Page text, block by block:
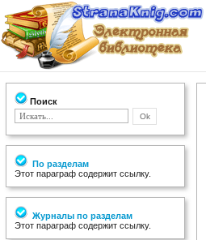
Поиск
По разделам
Этот параграф содержит ссылку.
Журналы по разделам
Этот параграф содержит ссылку.